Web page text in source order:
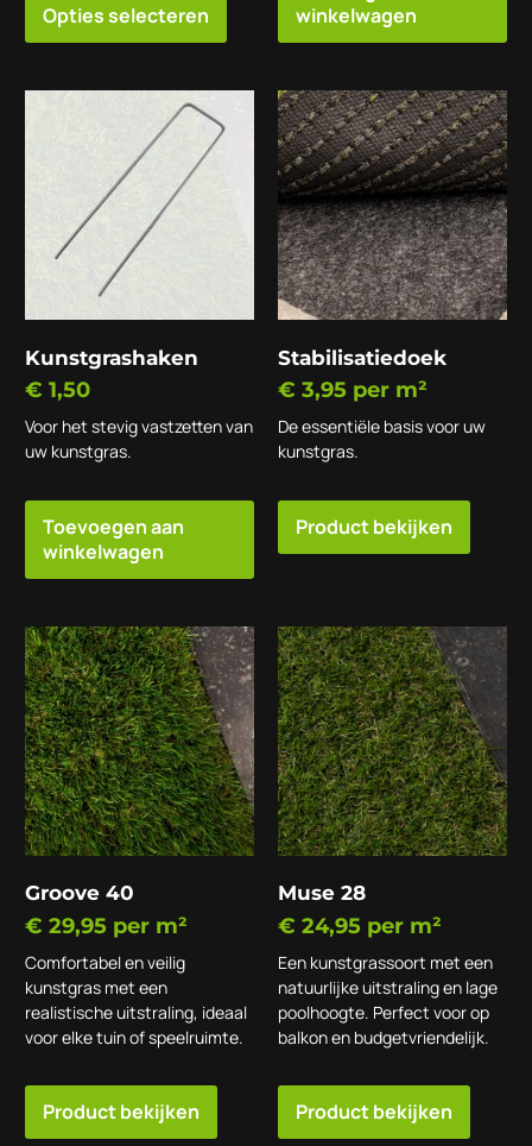
Opties selecteren
winkelwagen
Kunstgrashaken
€ 1,50
Voor het stevig vastzetten van
uw kunstgras.
Toevoegen aan
winkelwagen
Stabilisatiedoek
€ 3,95 per m²
De essentiële basis voor uw
kunstgras.
Product bekijken
Groove 40
€ 29,95 per m²
Comfortabel en veilig
kunstgras met een
realistische uitstraling, ideaal
voor elke tuin of speelruimte.
Product bekijken
Muse 28
€ 24,95 per m²
Een kunstgrassoort met een
natuurlijke uitstraling en lage
poolhoogte. Perfect voor op
balkon en budgetvriendelijk.
Product bekijken